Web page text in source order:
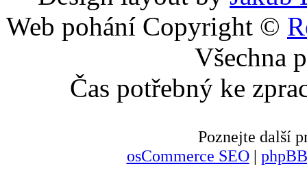
Web pohání Copyright ©
Všechna
Čas potřebný ke
Poznejte další
osCommerce SEO|